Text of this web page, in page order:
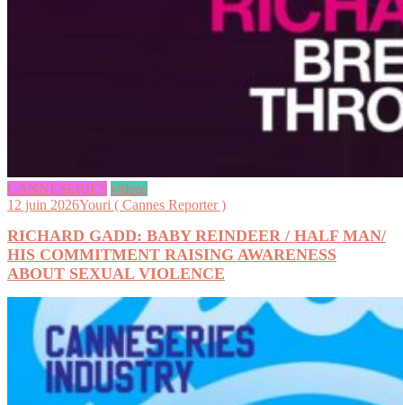
CANNESERIES videos
12 juin 2026Youri ( Cannes Reporter )
RICHARD GADD: BABY REINDEER / HALF MAN/
HIS COMMITMENT RAISING AWARENESS
ABOUT SEXUAL VIOLENCE